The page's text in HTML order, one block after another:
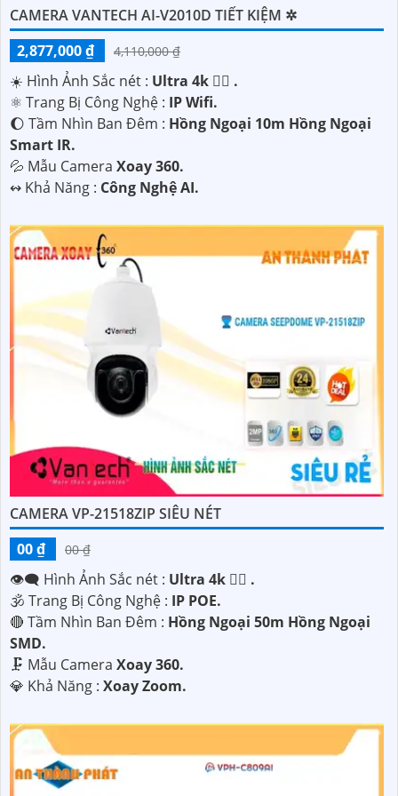
CAMERA VANTECH AI-V2010D TIẾT KIỆM ✲
2,877,000 ₫
4,110,000 ₫
☀️ Hình Ảnh Sắc nét : Ultra 4k 👍🏾 .
⚛️ Trang Bị Công Nghệ : IP Wifi.
🌔 Tầm Nhìn Ban Đêm : Hồng Ngoại 10m Hồng Ngoại
Smart IR.
💦 Mẫu Camera Xoay 360.
️↭ Khả Năng : Công Nghệ AI.
CAMERA VP-21518ZIP SIÊU NÉT
00 ₫
00 ₫
👁️‍🗨 Hình Ảnh Sắc nét : Ultra 4k 👍🏾 .
🕉️ Trang Bị Công Nghệ : IP POE.
🔴 Tầm Nhìn Ban Đêm : Hồng Ngoại 50m Hồng Ngoại
SMD.
🗜️ Mẫu Camera Xoay 360.
️💎 Khả Năng : Xoay Zoom.